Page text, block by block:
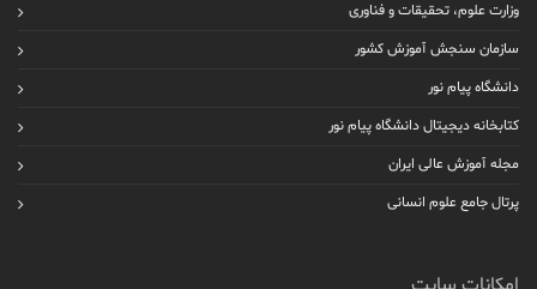
وزارت علوم، تحقیقات و فناوری
سازمان سنجش آموزش کشور
دانشگاه پیام نور
کتابخانه دیجیتال دانشگاه پیام نور
مجله آموزش عالی ایران
پرتال جامع علوم انسانی